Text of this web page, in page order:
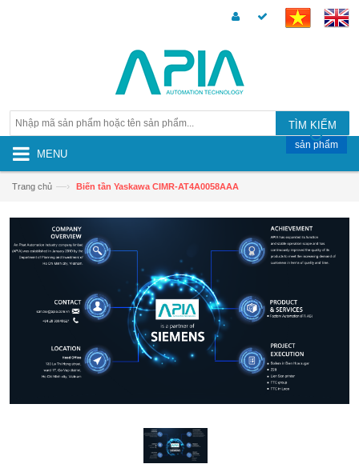
TÌM KIẾM
MENU
sản phẩm
Trang chủ —› Biến tần Yaskawa CIMR-AT4A0058AAA